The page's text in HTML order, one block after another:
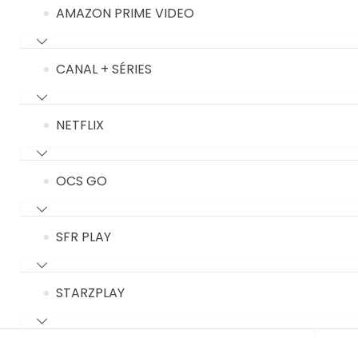
AMAZON PRIME VIDEO
CANAL + SÉRIES
NETFLIX
OCS GO
SFR PLAY
STARZPLAY